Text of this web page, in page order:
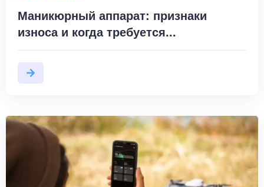
Маникюрный аппарат: признаки
износа и когда требуется...